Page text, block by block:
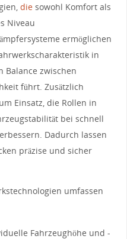
diesowohl ‌Komfort als
Niveau‌
ermöglichen
in
Balance⁢ zwischen⁣
führt. Zusätzlich
Einsatz, die Rollen in
bei schnell
Dadurch lassen
präzise und sicher
umfassen
Fahrzeughöhe und -